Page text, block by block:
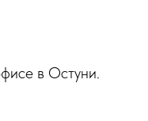
в Остуни.